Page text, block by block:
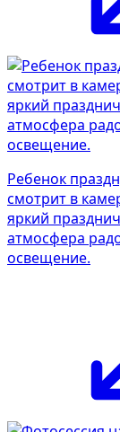
Ребенок
смотрит в
яркий
атмосфера
освещение.